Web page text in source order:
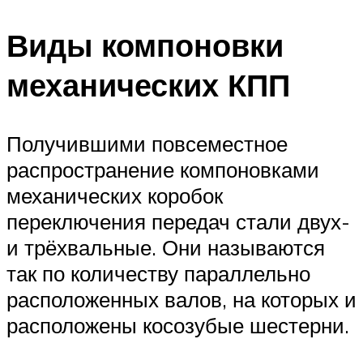
Виды компоновки
механических КПП
Получившими повсеместное
распространение компоновками
механических коробок
переключения передач стали двух-
и трёхвальные. Они называются
так по количеству параллельно
расположенных валов, на которых и
расположены косозубые шестерни.